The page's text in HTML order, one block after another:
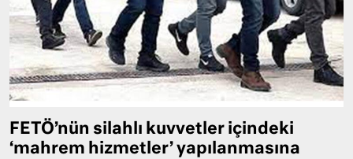
FETÖ’nün silahlı kuvvetler içindeki
‘mahrem hizmetler’ yapılanmasına